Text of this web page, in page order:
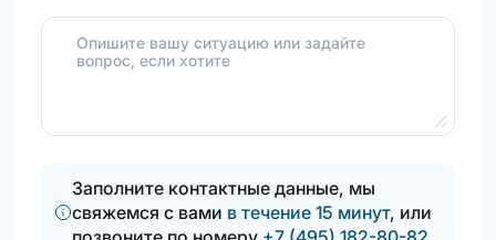
Опишите вашу ситуацию или задайте
вопрос, если хотите
Заполните контактные данные, мы
свяжемся с вами в течение 15 минут, или